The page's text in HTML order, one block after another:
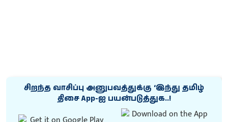
சிறந்த வாசிப்பு அனுபவத்துக்கு ‘இந்து தமிழ்
திசை App-ஐ பயன்படுத்துக..!